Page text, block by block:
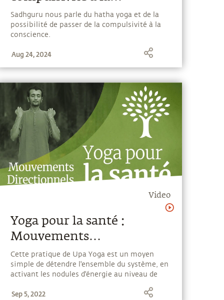
conscience
Sadhguru nous parle du hatha yoga et de la
possibilité de passer de la compulsivité à la
conscience.
Aug 24, 2024
Video
Yoga pour la santé :
Mouvements
directionnels des bras
Cette pratique de Upa Yoga est un moyen
simple de détendre l'ensemble du système, en
activant les nodules d'énergie au niveau de
sans les mettre sous contrainte.
Sep 5, 2022